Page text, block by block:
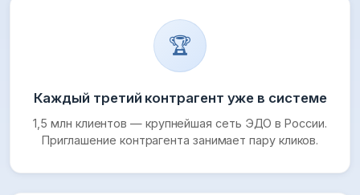
🏆
Каждый третий контрагент уже в системе
1,5 млн клиентов — крупнейшая сеть ЭДО в России.
Приглашение контрагента занимает пару кликов.